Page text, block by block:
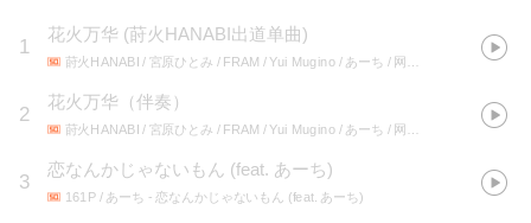
1
花火万华 (莳火HANABI出道单曲)
莳火HANABI / 宮原ひとみ / FRAM / Yui Mugino / あーち / 网易阴阳师手游 - 花火
2
花火万华（伴奏）
莳火HANABI / 宮原ひとみ / FRAM / Yui Mugino / あーち / 网易阴阳师手游 - 花火
3
恋なんかじゃないもん (feat. あーち)
161P / あーち - 恋なんかじゃないもん (feat. あーち)